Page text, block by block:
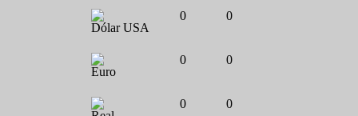
Dólar USA
0 0
Euro
0 0
0 0